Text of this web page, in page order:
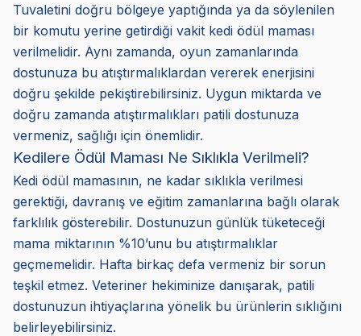
Tuvaletini doğru bölgeye yaptığında ya da söylenilen
bir komutu yerine getirdiği vakit kedi ödül maması
verilmelidir. Aynı zamanda, oyun zamanlarında
dostunuza bu atıştırmalıklardan vererek enerjisini
doğru şekilde pekiştirebilirsiniz. Uygun miktarda ve
doğru zamanda atıştırmalıkları patili dostunuza
vermeniz, sağlığı için önemlidir.
Kedilere Ödül Maması Ne Sıklıkla Verilmeli?
Kedi ödül mamasının, ne kadar sıklıkla verilmesi
gerektiği, davranış ve eğitim zamanlarına bağlı olarak
farklılık gösterebilir. Dostunuzun günlük tüketeceği
mama miktarının %10’unu bu atıştırmalıklar
geçmemelidir. Hafta birkaç defa vermeniz bir sorun
teşkil etmez. Veteriner hekiminize danışarak, patili
dostunuzun ihtiyaçlarına yönelik bu ürünlerin sıklığını
belirleyebilirsiniz.